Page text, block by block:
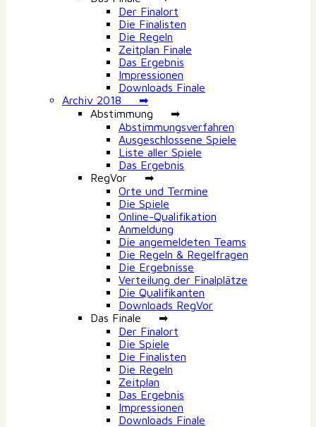
Der Finalort
Die Finalisten
Die Regeln
Zeitplan Finale
Das Ergebnis
Impressionen
Downloads Finale
Archiv 2018 ➡
Abstimmung ➡
Abstimmungsverfahren
Ausgeschlossene Spiele
Liste aller Spiele
Das Ergebnis
RegVor ➡
Orte und Termine
Die Spiele
Online-Qualifikation
Anmeldung
Die angemeldeten Teams
Die Regeln & Regelfragen
Die Ergebnisse
Verteilung der Finalplätze
Die Qualifikanten
Downloads RegVor
Das Finale ➡
Der Finalort
Die Spiele
Die Finalisten
Die Regeln
Zeitplan
Das Ergebnis
Impressionen
Downloads Finale